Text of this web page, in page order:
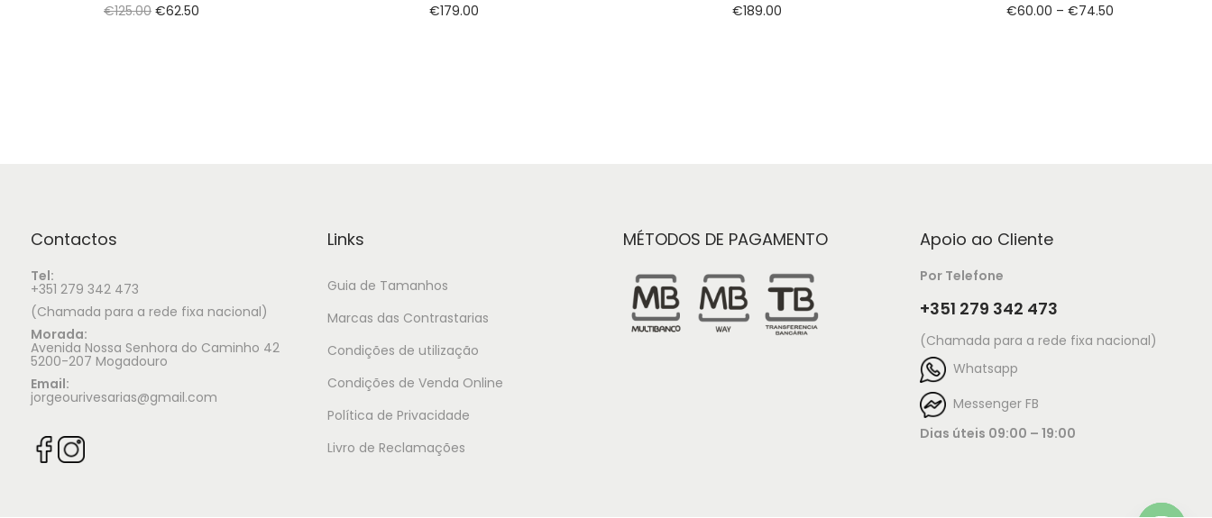
€125.00 €62.50
€179.00
€189.00
€60.00 – €74.50
Contactos
Tel:
+351 279 342 473
(Chamada para a rede fixa nacional)
Morada:
Avenida Nossa Senhora do Caminho 42
5200-207 Mogadouro
Email:
jorgeourivesarias@gmail.com
Links
Guia de Tamanhos
Marcas das Contrastarias
Condições de utilização
Condições de Venda Online
Política de Privacidade
Livro de Reclamações
MÉTODOS DE PAGAMENTO Apoio ao Cliente
Por Telefone
+351 279 342 473
(Chamada para a rede fixa nacional)
Whatsapp
Messenger FB
Dias úteis 09:00 – 19:00